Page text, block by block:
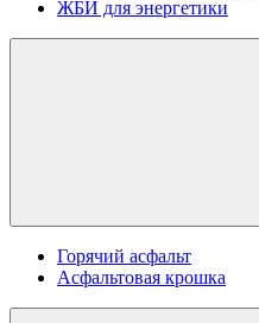
ЖБИ для энергетики
Горячий асфальт
Асфальтовая крошка